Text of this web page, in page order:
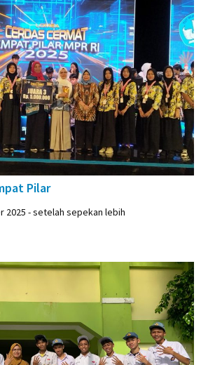
Pilar
2025 - setelah sepekan lebih